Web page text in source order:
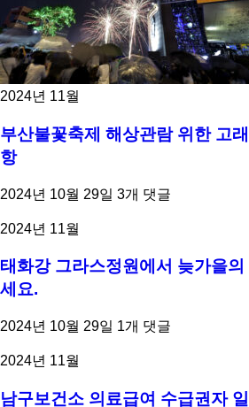
2024년 11월
부산불꽃축제 해상관람 위한 고
항
2024년 10월 29일 3개 댓글
2024년 11월
태화강 그라스정원에서 늦가을
세요.
2024년 10월 29일 1개 댓글
2024년 11월
남구보건소 의료급여 수급권자